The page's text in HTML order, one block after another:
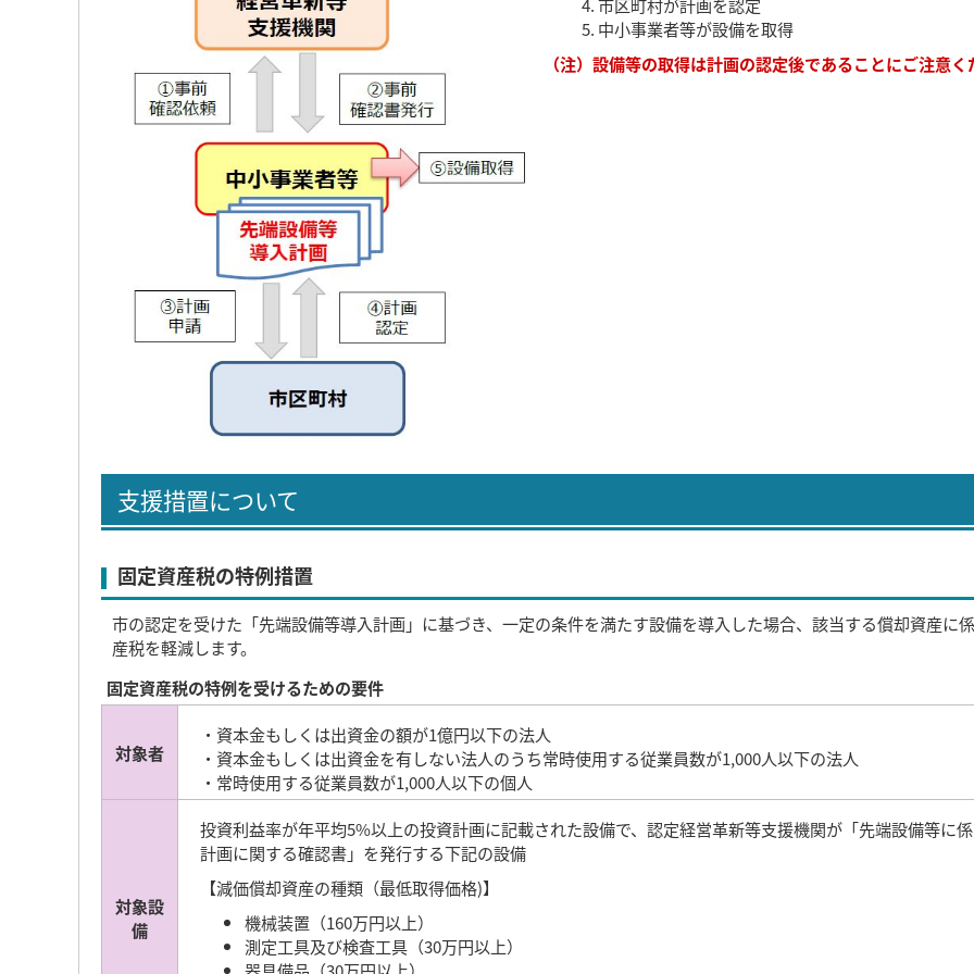
中小事業者等が設備を取得
（注）設備等の取得は計画の認定後であることにご注意
支援措置について
固定資産税の特例措置
市の認定を受けた「先端設備等導入計画」に基づき、一定の条件を満たす設備を導入した場合、該当する償却資産に
産税を軽減します。
固定資産税の特例を受けるための要件
対象者
・資本金もしくは出資金の額が1億円以下の法人
・資本金もしくは出資金を有しない法人のうち常時使用する従業員数が1,000人以下の法人
・常時使用する従業員数が1,000人以下の個人
対象設
備
投資利益率が年平均5%以上の投資計画に記載された設備で、認定経営革新等支援機関が「先端設備等に
計画に関する確認書」を発行する下記の設備
【減価償却資産の種類（最低取得価格)】
機械装置（160万円以上）
測定工具及び検査工具（30万円以上）